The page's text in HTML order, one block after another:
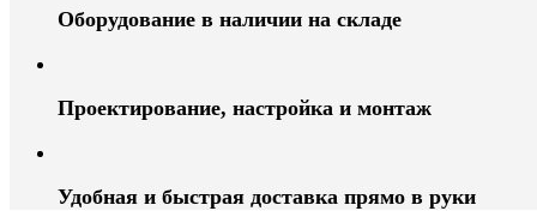
Оборудование в наличии на складе
Проектирование, настройка и монтаж
Удобная и быстрая доставка прямо в руки